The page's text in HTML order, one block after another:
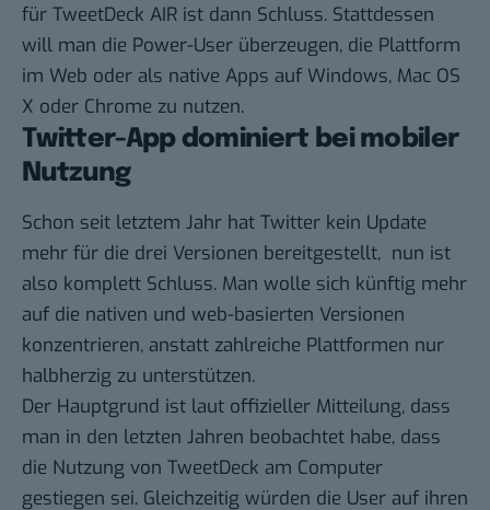
für TweetDeck AIR ist dann Schluss. Stattdessen
will man die Power-User überzeugen, die Plattform
im Web oder als native Apps auf Windows, Mac OS
X oder Chrome zu nutzen.
Twitter-App dominiert bei mobiler
Nutzung
Schon seit letztem Jahr hat Twitter kein Update
mehr für die drei Versionen bereitgestellt, nun ist
also komplett Schluss. Man wolle sich künftig mehr
auf die nativen und web-basierten Versionen
konzentrieren, anstatt zahlreiche Plattformen nur
halbherzig zu unterstützen.
Der Hauptgrund ist laut offizieller Mitteilung, dass
man in den letzten Jahren beobachtet habe, dass
die Nutzung von TweetDeck am Computer
gestiegen sei. Gleichzeitig würden die User auf ihren